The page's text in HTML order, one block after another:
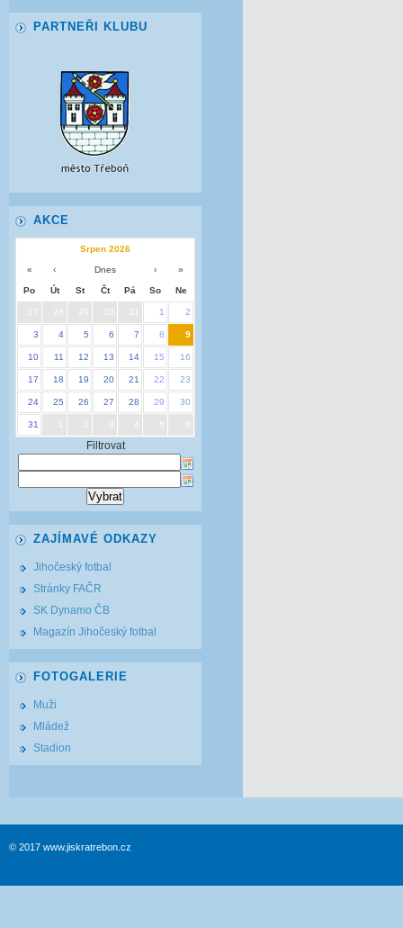
PARTNEŘI KLUBU
AKCE
Srpen 2026
« ‹ Dnes › »
Po Út St Čt Pá So Ne
27 29 30 31 1 2
3 4 5 6 7 8 9
10 11 12 13 14 15 16
17 18 19 20 21 22 23
24 25 26 27 28 29 30
31 3 5
Filtrovat
ZAJÍMAVÉ ODKAZY
Jihočeský fotbal
Stránky FAČR
SK Dynamo ČB
Magazín Jihočeský fotbal
FOTOGALERIE
Muži
Mládež
Stadion
© 2017 www.jiskratrebon.cz